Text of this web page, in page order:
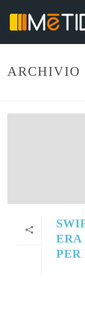
ARCHIVIO
ERA
PER